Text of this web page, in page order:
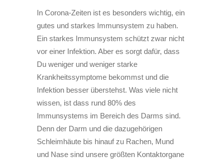
In Corona-Zeiten ist es besonders wichtig, ein
gutes und starkes Immunsystem zu haben.
Ein starkes Immunsystem schützt zwar nicht
vor einer Infektion. Aber es sorgt dafür, dass
Du weniger und weniger starke
Krankheitssymptome bekommst und die
Infektion besser überstehst. Was viele nicht
wissen, ist dass rund 80% des
Immunsystems im Bereich des Darms sind.
Denn der Darm und die dazugehörigen
Schleimhäute bis hinauf zu Rachen, Mund
und Nase sind unsere größten Kontaktorgane